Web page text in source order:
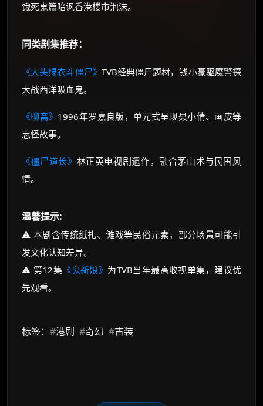
饿死鬼篇暗讽香港楼市泡沫。
同类剧集推荐：
《大头绿衣斗僵尸》 TVB经典僵尸题材，钱小豪驱魔警探
大战西洋吸血鬼。
《聊斋》 1996年罗嘉良版，单元式呈现聂小倩、画皮等
志怪故事。
《僵尸道长》 林正英电视剧遗作，融合茅山术与民国风
情。
温馨提示:
⚠️ 本剧含传统纸扎、傩戏等民俗元素，部分场景可能引
发文化认知差异。
⚠️ 第12集 《鬼新娘》 为TVB当年最高收视单集，建议优
先观看。
标签： #港剧 #奇幻 #古装